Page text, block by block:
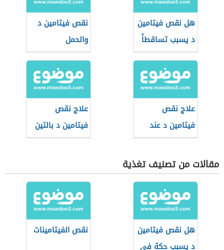
هل نقص فيتامين
د يسبب تساقطاً
للشعر
نقص فيتامين د
والحمل
علاج نقص
فيتامين د عند
الأطفال
علاج نقص
فيتامين د بالتين
مقالات من تصنيف تغذية
هل نقص فيتامين
د يسبب حكة في
نقص الفيتامينات